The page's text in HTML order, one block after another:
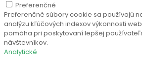
Preferenčné
Preferenčné súbory cookie sa používajú
analýzu kľúčových indexov výkonnosti
pomáha pri poskytovaní lepšej
návštevníkov.
Analytické